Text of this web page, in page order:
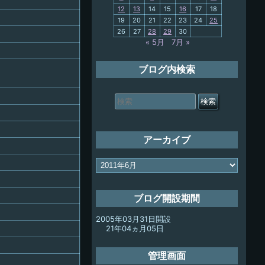
My-PC
12
13 14 15 16 17
18
19
20 21 22 23 24
25
26
27 28 29 30
« 5月 7月 »
ブログ内検索
索
対
アーカイブ
ア
ー
ブ
ブログ開設期間
2005年03月31日開設
21年04ヵ月05日
管理画面